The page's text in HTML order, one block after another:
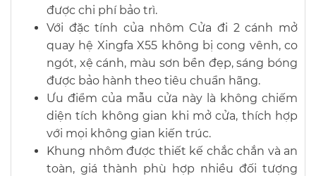
được chi phí bảo trì.
Với đặc tính của nhôm Cửa đi 2 cánh mở
quay hệ Xingfa X55 không bị cong vênh, co
ngót, xệ cánh, màu sơn bền đẹp, sáng bóng
được bảo hành theo tiêu chuẩn hãng.
Ưu điểm của mẫu cửa này là không chiếm
diện tích không gian khi mở cửa, thích hợp
với mọi không gian kiến trúc.
Khung nhôm được thiết kế chắc chắn và an
toàn, giá thành phù hợp nhiều đối tượng